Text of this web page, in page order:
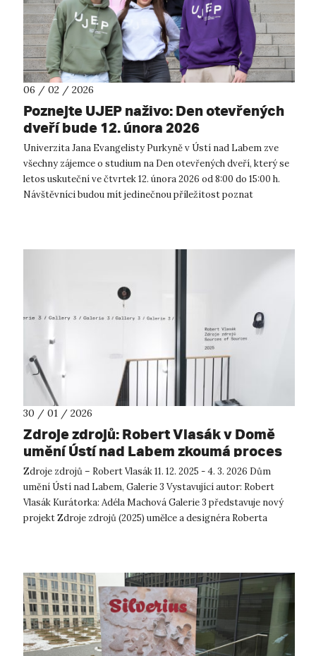
06 / 02 / 2026
Poznejte UJEP naživo: Den otevřených
dveří bude 12. února 2026
Univerzita Jana Evangelisty Purkyně v Ústí nad Labem zve
všechny zájemce o studium na Den otevřených dveří, který se
letos uskuteční ve čtvrtek 12. února 2026 od 8:00 do 15:00 h.
Návštěvníci budou mít jedinečnou příležitost poznat
30 / 01 / 2026
Zdroje zdrojů: Robert Vlasák v Domě
umění Ústí nad Labem zkoumá proces
vzniku a proměny zvuku
Zdroje zdrojů – Robert Vlasák 11. 12. 2025 - 4. 3. 2026 Dům
umění Ústí nad Labem, Galerie 3 Vystavující autor: Robert
Vlasák Kurátorka: Adéla Machová Galerie 3 představuje nový
projekt Zdroje zdrojů (2025) umělce a designéra Roberta